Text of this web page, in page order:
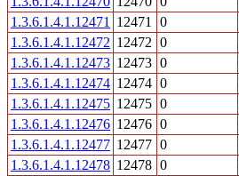
1.3.6.1.4.1.12471
12471 0
1.3.6.1.4.1.12472 12472 0
1.3.6.1.4.1.12473 12473 0
1.3.6.1.4.1.12474 12474 0
1.3.6.1.4.1.12475 12475 0
1.3.6.1.4.1.12476 12476 0
1.3.6.1.4.1.12477 12477 0
1.3.6.1.4.1.12478 12478 0